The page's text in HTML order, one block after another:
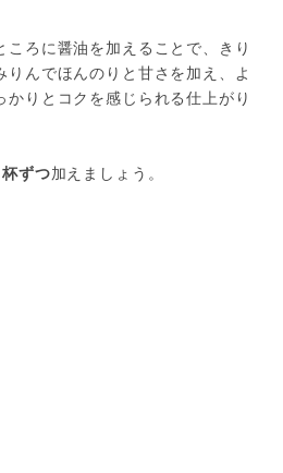
ろに醤油を加えることで、きり
りんでほんのりと甘さを加え、よ
かりとコクを感じられる仕上がり
ずつ加えましょう。